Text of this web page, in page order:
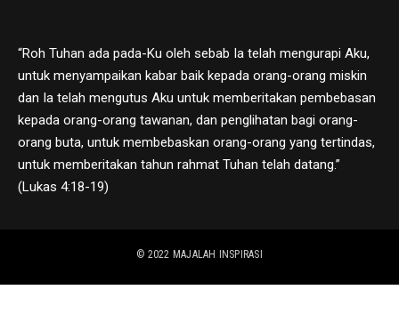
“Roh Tuhan ada pada-Ku oleh sebab Ia telah mengurapi Aku,
untuk menyampaikan kabar baik kepada orang-orang miskin
dan Ia telah mengutus Aku untuk memberitakan pembebasan
kepada orang-orang tawanan, dan penglihatan bagi orang-
orang buta, untuk membebaskan orang-orang yang tertindas,
untuk memberitakan tahun rahmat Tuhan telah datang.”
(Lukas 4:18-19)
© 2022 MAJALAH INSPIRASI